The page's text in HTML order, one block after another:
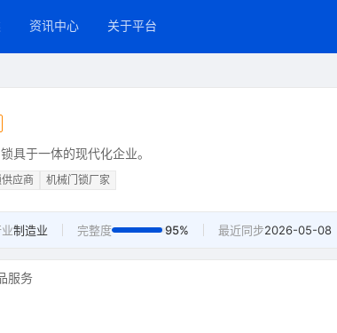
资讯中心 关于平台
具于一体的现代化企业。
应商 机械门锁厂家
制造业 完整度 95% 最近同步2026-05-08
服务